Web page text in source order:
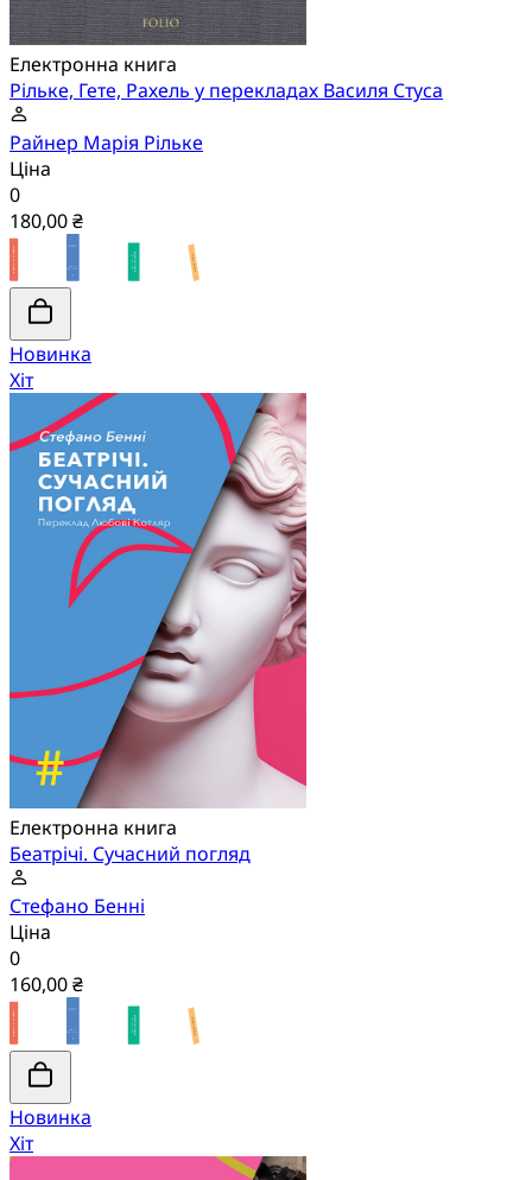
Електронна книга
Рільке, Гете, Рахель у перекладах Василя Стуса
Райнер Марія Рільке
Ціна
0
180,00 ₴
Новинка
Хіт
Електронна книга
Беатрічі. Сучасний погляд
Стефано Бенні
Ціна
0
160,00 ₴
Новинка
Хіт